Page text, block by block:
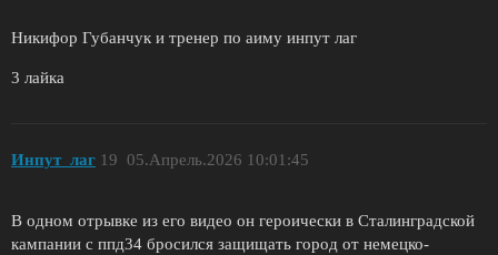
Никифор Губанчук и тренер по аиму инпут лаг
3 лайка
Инпут_лаг 05.Апрель.2026 10:01:45
19
В одном отрывке из его видео он героически в Сталинградской
кампании с ппд34 бросился защищать город от немецко-